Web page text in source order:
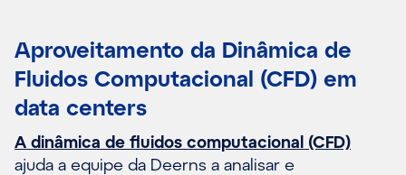
Aproveitamento da Dinâmica de
Fluidos Computacional (CFD) em
data centers
A dinâmica de fluidos computacional (CFD)
ajuda a equipe da Deerns a analisar e